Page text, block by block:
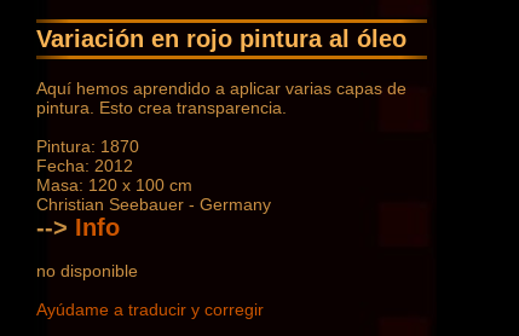
Variación en rojo pintura al óleo
Aquí hemos aprendido a aplicar varias capas de
pintura. Esto crea transparencia.
Pintura: 1870
Fecha: 2012
Masa: 120 x 100 cm
Christian Seebauer - Germany
--> Info
no disponible
Ayúdame a traducir y corregir